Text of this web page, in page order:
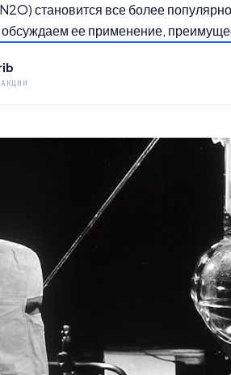
становится все более
ее применение,